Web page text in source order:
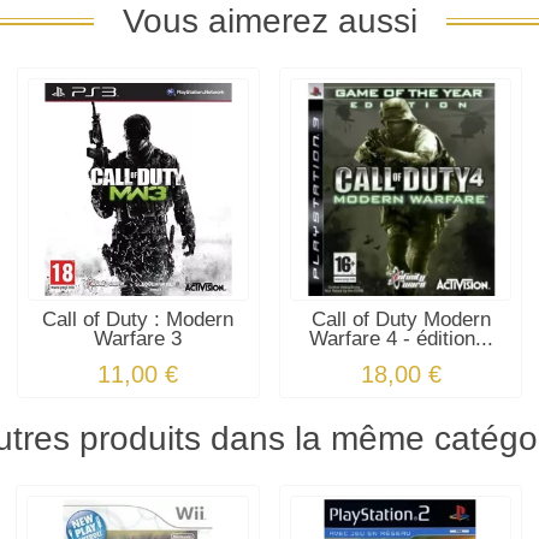
Vous aimerez aussi
Call of Duty : Modern
Warfare 3
11,00 €
Call of Duty Modern
Warfare 4 - édition...
18,00 €
produits dans la même